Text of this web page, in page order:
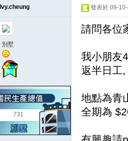
Ivy.cheung
別墅
731
發表於 09-
請問各位
我小朋友
返半日工
地點為青
全期為